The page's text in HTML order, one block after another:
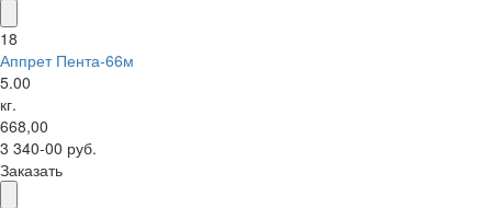
18
Аппрет Пента-66м
5.00
кг.
668,00
3 340-00 руб.
Заказать